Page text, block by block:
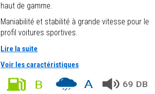
haut de gamme.
Maniabilité et stabilité à grande vitesse pour le
profil voitures sportives.
Lire la suite
Voir les caractéristiques